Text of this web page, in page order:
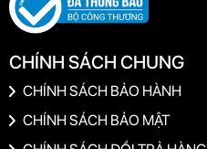
CHÍNH SÁCH CHUNG
CHÍNH SÁCH BẢO HÀNH
CHÍNH SÁCH BẢO MẬT